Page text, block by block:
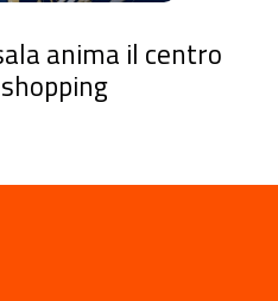
anima il centro